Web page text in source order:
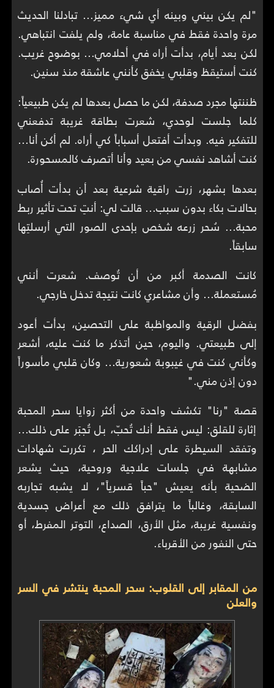
"لم يكن بيني وبينه أي شيء مميز… تبادلنا الحديث
مرة واحدة فقط في مناسبة عامة، ولم يلفت انتباهي.
لكن بعد أيام، بدأت أراه في أحلامي… بوضوح غريب.
كنت أستيقظ وقلبي يخفق كأنني عاشقة منذ سنين.
ظننتها مجرد صدفة، لكن ما حصل بعدها لم يكن طبيعياً:
كلما جلست لوحدي، شعرت بطاقة غريبة تدفعني
للتفكير فيه. وبدأت أفتعل أسباباً كي أراه. لم أكن أنا…
كنت أشاهد نفسي من بعيد وأنا أتصرف كالمسحورة.
بعدها بشهر، زرت راقية شرعية بعد أن بدأت أُصاب
بحالات بكاء بدون سبب… قالت لي: أنتِ تحت تأثير ربط
محبة... سُحر زرعه شخص بإحدى الصور التي أرسلتِها
سابقاً.
كانت الصدمة أكبر من أن تُوصف. شعرت أنني
مُستعملة… وأن مشاعري كانت نتيجة تدخل خارجي.
بفضل الرقية والمواظبة على التحصين، بدأت أعود
إلى طبيعتي. واليوم، حين أتذكر ما كنت عليه، أشعر
وكأني كنت في غيبوبة شعورية… وكان قلبي مأسوراً
دون إذن مني."
قصة "رنا" تكشف واحدة من أكثر زوايا سحر المحبة
إثارة للقلق: ليس فقط أنك تُحبّ، بل تُجبَر على ذلك…
وتفقد السيطرة على إدراكك الحر ، تكررت شهادات
مشابهة في جلسات علاجية وروحية، حيث يشعر
الضحية بأنه يعيش "حباً قسرياً"، لا يشبه تجاربه
السابقة، وغالباً ما يترافق ذلك مع أعراض جسدية
ونفسية غريبة، مثل الأرق، الصداع، التوتر المفرط، أو
حتى النفور من الأقرباء.
من المقابر إلى القلوب: سحر المحبة ينتشر في السر
والعلن